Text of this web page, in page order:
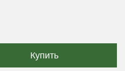
Купить